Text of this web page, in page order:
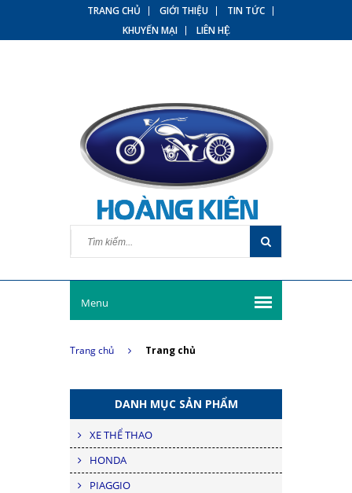
TRANG CHỦ GIỚI THIỆU
TIN TỨC
KHUYẾN MẠI
LIÊN HỆ
Menu
Trang chủ Trang chủ
DANH MỤC SẢN PHẨM
XE THỂ THAO
HONDA
PIAGGIO